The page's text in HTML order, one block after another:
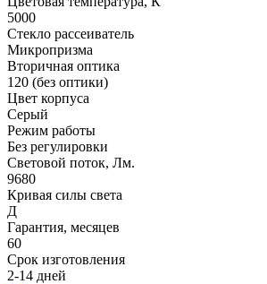
5000
Стекло рассеиватель
Микропризма
Вторичная оптика
120 (без оптики)
Цвет корпуса
Серый
Режим работы
Без регулировки
Световой поток, Лм.
9680
Кривая силы света
Д
Гарантия, месяцев
60
Срок изготовления
2-14 дней